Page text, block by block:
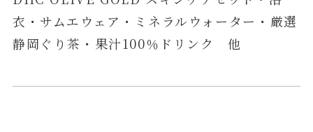
衣・サムエウェア・ミネラルウォーター・厳選
静岡ぐり茶・果汁100％ドリンク 他